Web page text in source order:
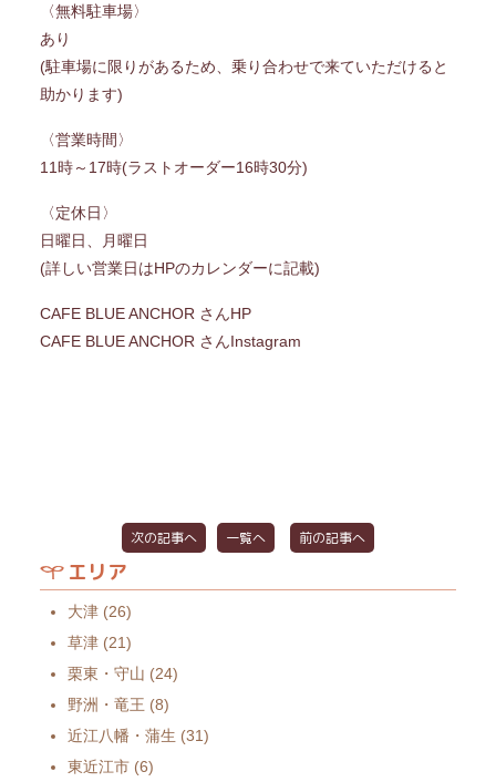
〈無料駐車場〉
あり
(駐車場に限りがあるため、乗り合わせで来ていただけると
助かります)
〈営業時間〉
11時～17時(ラストオーダー16時30分)
〈定休日〉
日曜日、月曜日
(詳しい営業日はHPのカレンダーに記載)
CAFE BLUE ANCHOR さんHP
CAFE BLUE ANCHOR さんInstagram
次の記事へ 一覧へ 前の記事へ
エリア
大津(26)
草津(21)
栗東・守山 (24)
野洲・竜王 (8)
近江八幡・蒲生 (31)
東近江市(6)